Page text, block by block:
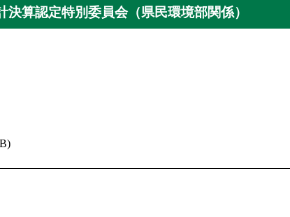
算認定特別委員会（県民環境部関係）